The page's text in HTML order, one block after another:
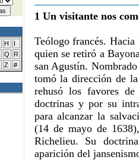
H
I
Q
R
Z #
1 Un visitante nos
Teólogo francés. Hacia
quien se retiró a
san Agustín.
tomó la dirección de
rehusó los favores
doctrinas y por su
para alcanzar la
(14 de mayo de
Richelieu. Su
aparición del